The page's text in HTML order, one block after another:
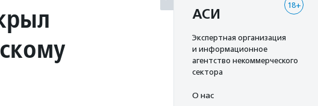
18+
АСИ
Экспертная организация
и информационное
агентство некоммерческого
сектора
О нас